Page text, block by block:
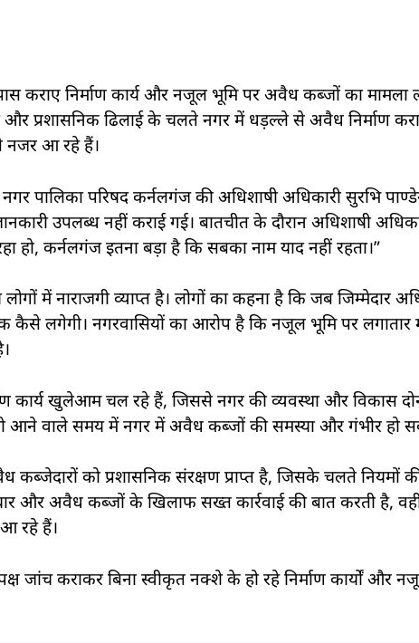
कराए निर्माण कार्य और नजूल भूमि पर अवैध कब्जों का मामला
प्रशासनिक ढिलाई के चलते नगर में धड़ल्ले से अवैध निर्माण
नजर आ रहे हैं।
पालिका परिषद कर्नलगंज की अधिशाषी अधिकारी सुरभि
उपलब्ध नहीं कराई गई। बातचीत के दौरान अधिशाषी
हो, कर्नलगंज इतना बड़ा है कि सबका नाम याद नहीं रहता।”
में नाराजगी व्याप्त है। लोगों का कहना है कि जब जिम्मेदार
कैसे लगेगी। नगरवासियों का आरोप है कि नजूल भूमि पर लगातार
कार्य खुलेआम चल रहे हैं, जिससे नगर की व्यवस्था और विकास
आने वाले समय में नगर में अवैध कब्जों की समस्या और गंभीर हो
कब्जेदारों को प्रशासनिक संरक्षण प्राप्त है, जिसके चलते
और अवैध कब्जों के खिलाफ सख्त कार्रवाई की बात करती है, वहीं
रहे हैं।
जांच कराकर बिना स्वीकृत नक्शे के हो रहे निर्माण कार्यों